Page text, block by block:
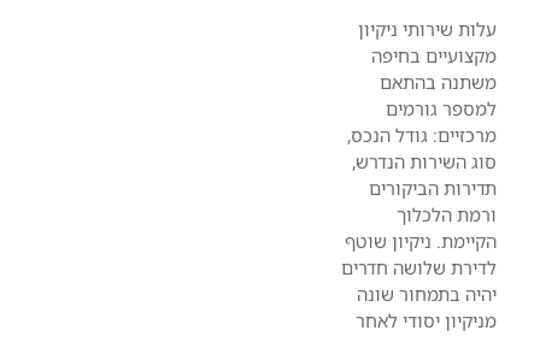
עלות שירותי ניקיון
מקצועיים בחיפה
משתנה בהתאם
למספר גורמים
מרכזיים: גודל הנכס,
סוג השירות הנדרש,
תדירות הביקורים
ורמת הלכלוך
הקיימת. ניקיון שוטף
לדירת שלושה חדרים
יהיה בתמחור שונה
מניקיון יסודי לאחר